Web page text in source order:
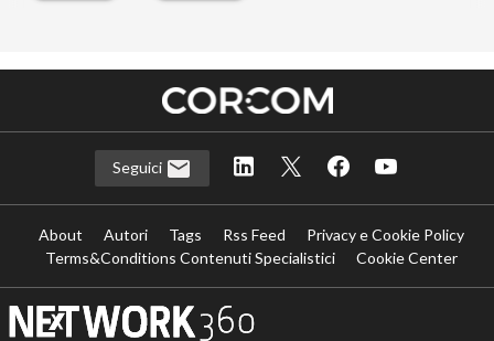
Seguici
About Autori Tags Rss Feed
Privacy e Cookie Policy
Terms&Conditions Contenuti Specialistici
Cookie Center